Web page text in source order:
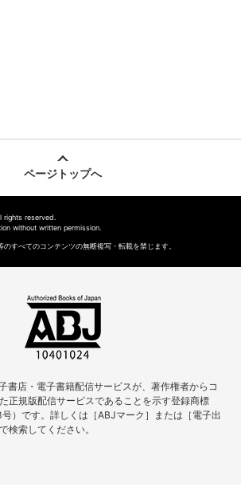
ページトップへ
reserved.
without written permission.
すべてのコンテンツの無断複写・転載を禁じます。
書店・電子書籍配信サービスが、著作権者からコ
正規版配信サービスであることを示す登録商標
号）です。詳しくは［ABJマーク］または［電子出
検索してください。